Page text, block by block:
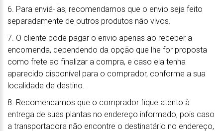
6. Para enviá-las, recomendamos que o envio seja feito
separadamente de outros produtos não vivos.
7. O cliente pode pagar o envio apenas ao receber a
encomenda, dependendo da opção que lhe for proposta
como frete ao finalizar a compra, e caso ela tenha
aparecido disponível para o comprador, conforme a sua
localidade de destino.
8. Recomendamos que o comprador fique atento à
entrega de suas plantas no endereço informado, pois caso
a transportadora não encontre o destinatário no endereço,